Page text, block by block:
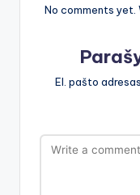
No comments yet.
El. pašto